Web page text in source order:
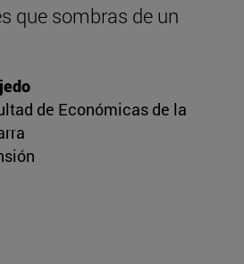
que sombras de un
de Económicas de la